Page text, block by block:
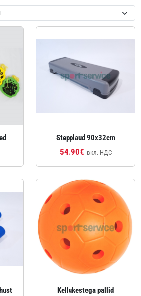
Stepplaud 90x32cm
54.90€ вкл. НДС
Kellukestega pallid